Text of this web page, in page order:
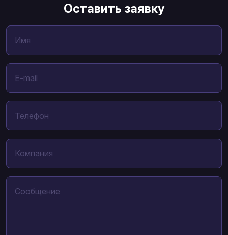
Оставить заявку